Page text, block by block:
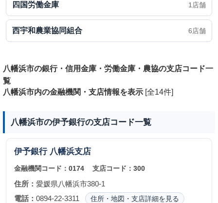
四国労働金庫 1店舗
西宇和農業協同組合 6店舗
八幡浜市の銀行・信用金庫・労働金庫・農協の支店コード一
覧
八幡浜市内の金融機関・支店情報を表示 [全14件]
八幡浜市の伊予銀行の支店コード一覧
伊予銀行 八幡浜支店
金融機関コード： 0174 支店コード：300
住所： 愛媛県八幡浜市380-1
電話： 0894-22-3311 住所・地図・支店詳細を見る